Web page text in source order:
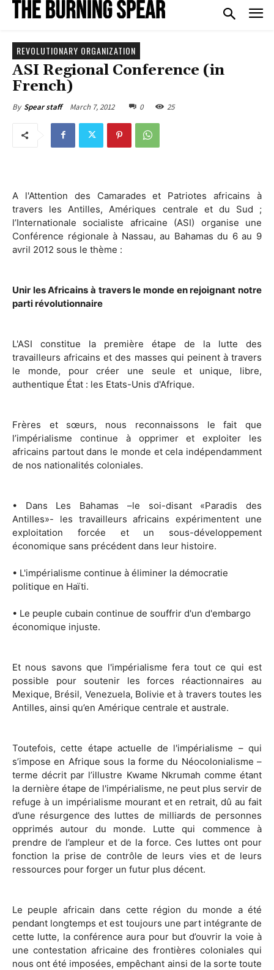
REVOLUTIONARY ORGANIZATION
ASI Regional Conference (in
French)
By Spear staff March 7, 2012 0 25
A l'Attention des Camarades et Patriotes africains à
travers les Antilles, Amériques centrale et du Sud ;
l’Internationale socialiste africaine (ASI) organise une
Conférence régionale à Nassau, au Bahamas du 6 au 9
avril 2012 sous le thème :
Unir les Africains à travers le monde en rejoignant notre
parti révolutionnaire
L'ASI constitue la première étape de la lutte des
travailleurs africains et des masses qui peinent à travers
le monde, pour créer une seule et unique, libre,
authentique État : les Etats-Unis d'Afrique.
Frères et sœurs, nous reconnaissons le fait que
l’impérialisme continue à opprimer et exploiter les
africains partout dans le monde et cela indépendamment
de nos nationalités coloniales.
• Dans Les Bahamas –le soi-disant «Paradis des
Antilles»- les travailleurs africains expérimentent une
exploitation forcée et un sous-développement
économique sans précédent dans leur histoire.
• L'impérialisme continue à éliminer la démocratie
politique en Haïti.
• Le peuple cubain continue de souffrir d'un d'embargo
économique injuste.
Et nous savons que l'impérialisme fera tout ce qui est
possible pour soutenir les forces réactionnaires au
Mexique, Brésil, Venezuela, Bolivie et à travers toutes les
Antilles, ainsi qu’en Amérique centrale et australe.
Toutefois, cette étape actuelle de l'impérialisme – qui
s’impose en Afrique sous la forme du Néocolonialisme –
terme décrit par l’illustre Kwame Nkrumah comme étant
la dernière étape de l'impérialisme, ne peut plus servir de
refuge à un impérialisme mourant et en retrait, dû au fait
d’une résurgence des luttes de milliards de personnes
opprimés autour du monde. Lutte qui commence à
prendre de l’ampleur et de la force. Ces luttes ont pour
fonction la prise de contrôle de leurs vies et de leurs
ressources pour forger un futur plus décent.
Le peuple africain dans cette région du monde a été
pendant longtemps et est toujours une part intégrante de
cette lutte, la conférence aura pour but d’ouvrir la voie à
une contestation africaine des frontières coloniales qui
nous ont été imposées, empêchant ainsi de la sorte toute